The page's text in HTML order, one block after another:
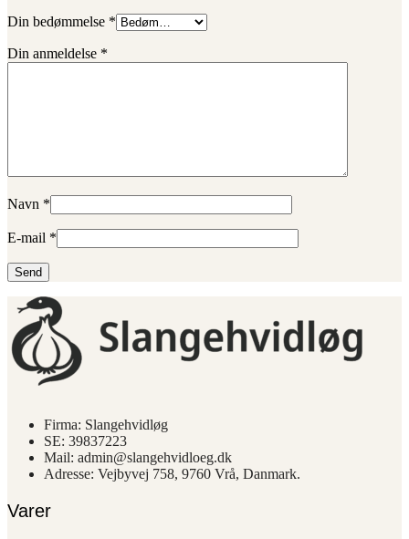
Din bedømmelse *
Din anmeldelse *
Navn *
E-mail *
Firma: Slangehvidløg
SE: 39837223
Mail: admin@slangehvidloeg.dk
Adresse: Vejbyvej 758, 9760 Vrå, Danmark.
Varer